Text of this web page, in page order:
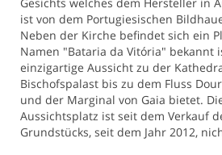
ist von dem Portugiesischen
Neben der Kirche befindet sich ein
Namen "Bataria da Vitória" bekannt
einzigartige Aussicht zu der
Bischofspalast bis zu dem Fluss
und der Marginal von Gaia bietet.
Aussichtsplatz ist seit dem Verkauf
Grundstücks, seit dem Jahr 2012,